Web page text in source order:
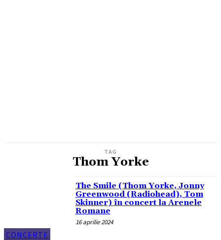
TAG
Thom Yorke
CONCERTE
The Smile (Thom Yorke, Jonny
Greenwood (Radiohead), Tom
Skinner) în concert la Arenele
Romane
16 aprilie 2024